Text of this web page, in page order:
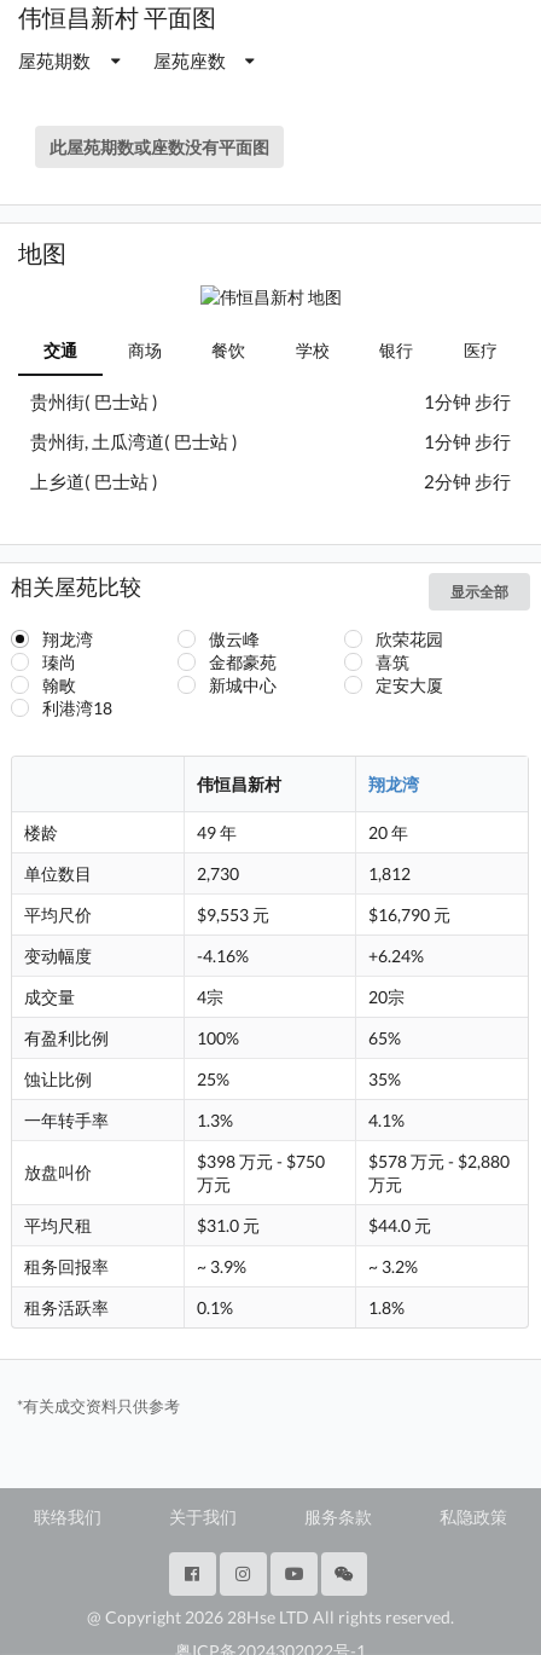
伟恒昌新村 平面图
屋苑期数 屋苑座数
此屋苑期数或座数没有平面图
地图
交通 商场 餐饮 学校 银行 医疗
贵州街( 巴士站 )
1分钟 步行
贵州街, 土瓜湾道( 巴士站 )
1分钟 步行
上乡道( 巴士站 )
2分钟 步行
相关屋苑比较 显示全部
翔龙湾 傲云峰
欣荣花园
瑧尚
金都豪苑
喜筑
翰畋
新城中心
定安大厦
利港湾18
伟恒昌新村 翔龙湾
楼龄 49 年
20 年
单位数目
2,730
1,812
平均尺价
$9,553 元
$16,790 元
变动幅度
-4.16%
+6.24%
成交量
4宗
20宗
有盈利比例
100%
65%
蚀让比例
25%
35%
一年转手率
1.3% 4.1%
放盘叫价
$398 万元 - $750
万元
$578 万元 - $2,880
万元
平均尺租
$31.0 元
$44.0 元
租务回报率
~ 3.9%
~ 3.2%
租务活跃率
0.1% 1.8%
*有关成交资料只供参考
联络我们 关于我们 服务条款 私隐政策
@ Copyright 2026 28Hse LTD All rights reserved.
粤ICP备2024302022号-1